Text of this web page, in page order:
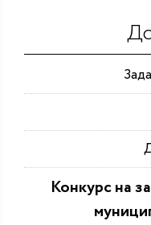
Конкурс на